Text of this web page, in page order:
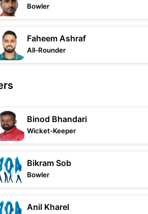
Bowler
Faheem Ashraf
All-Rounder
Binod Bhandari
Wicket-Keeper
Bikram Sob
Bowler
Anil Kharel